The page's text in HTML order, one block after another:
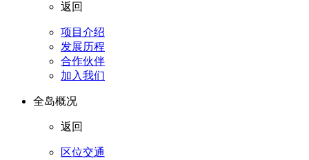
返回
项目介绍
发展历程
合作伙伴
加入我们
全岛概况
返回
区位交通